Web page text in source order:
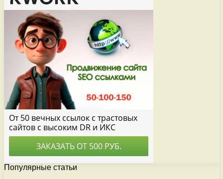
Популярные статьи